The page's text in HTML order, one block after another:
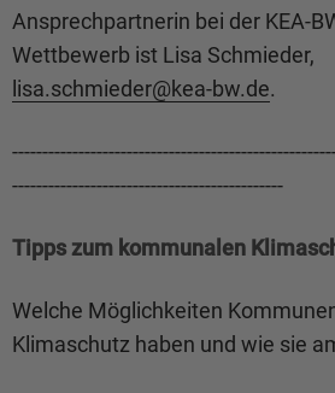
Ansprechpartnerin bei der KEA-
Wettbewerb ist Lisa Schmieder,
lisa.schmieder@kea-bw.de.
---------------------------------------------
Tipps zum kommunalen
Welche Möglichkeiten
Klimaschutz haben und wie sie